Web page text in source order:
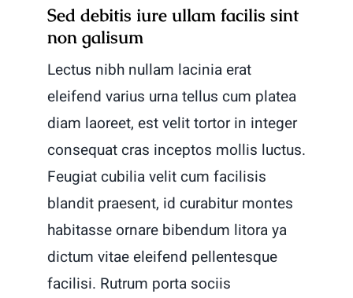
Sed debitis iure ullam facilis sint
non galisum
Lectus nibh nullam lacinia erat
eleifend varius urna tellus cum platea
diam laoreet, est velit tortor in integer
consequat cras inceptos mollis luctus.
Feugiat cubilia velit cum facilisis
blandit praesent, id curabitur montes
habitasse ornare bibendum litora ya
dictum vitae eleifend pellentesque
facilisi. Rutrum porta sociis